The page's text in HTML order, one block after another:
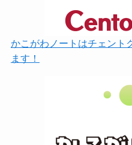
かこがわノートはチェント
ます！